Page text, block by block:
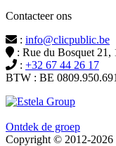
Contacteer ons
: info@clicpublic.be
: Rue du Bosquet
: +32 67 44 26 17
BTW : BE 0809.950.691
Ontdek de groep
Copyright © 2012-2026